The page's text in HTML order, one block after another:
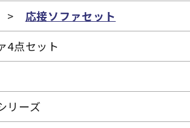
> 応接ソファセット
4点セット
リーズ